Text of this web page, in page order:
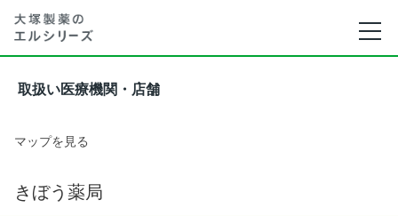
取扱い医療機関・店舗
マップを見る
きぼう薬局